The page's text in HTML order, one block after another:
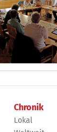
Chronik
Lokal